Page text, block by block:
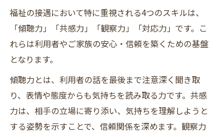
福祉の接遇において特に重視される4つのスキルは、
「傾聴力」「共感力」「観察力」「対応力」です。こ
れらは利用者やご家族の安心・信頼を築くための基盤
となります。
傾聴力とは、利用者の話を最後まで注意深く聞き取
り、表情や態度からも気持ちを読み取る力です。共感
力は、相手の立場に寄り添い、気持ちを理解しようと
する姿勢を示すことで、信頼関係を深めます。観察力